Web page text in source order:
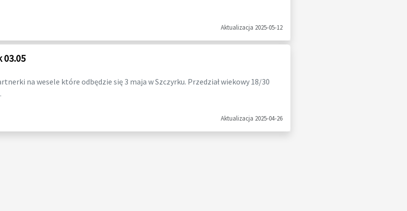
Aktualizacja 2025-05-12
03.05
na wesele które odbędzie się 3 maja w Szczyrku. Przedział wiekowy 18/30
Aktualizacja 2025-04-26